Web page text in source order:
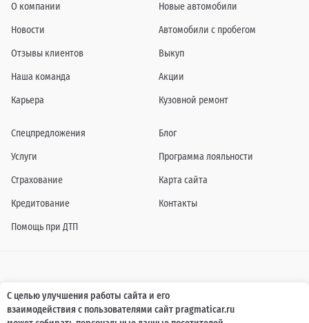
О компании
Новости
Отзывы клиентов
Наша команда
Карьера
Новые автомобили
Автомобили с пробегом
Выкуп
Акции
Кузовной ремонт
Спецпредложения
Услуги
Страхование
Кредитование
Помощь при ДТП
Блог
Программа лояльности
Карта сайта
Контакты
Информация о технических характеристиках, составе комплектаций, цветовой
гамме и стоимости автомобилей, а также действующих акциях, сроках и условиях
их проведения, указанных на сайте www.pragmaticar.ru, носит информационный
характер и ни при каких условиях не является публичной офертой,
С целью улучшения работы сайта и его
взаимодействия с пользователями сайт pragmaticar.ru